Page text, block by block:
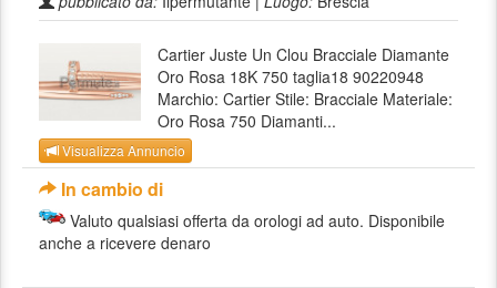
Cartier Juste Un Clou Bracciale Diamante
Oro Rosa 18K 750 taglia18 90220948
Marchio: Cartier Stile: Bracciale Materiale:
Oro Rosa 750 Diamanti...
Visualizza Annuncio
In cambio di
Valuto qualsiasi offerta da orologi ad auto. Disponibile
anche a ricevere denaro